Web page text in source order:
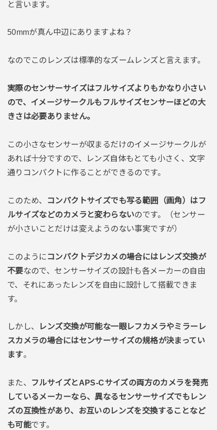
と言います。
50mmが真ん中辺にありますよね？
なのでこのレンズは標準的なズームレンズと言えます。
実際のセンサーサイズはフルサイズよりもかなり小さい
ので、イメージサークルもフルサイズセンサーほどの大
きさは必要ありません。
この小さなセンサーが収まるだけのイメージサークルが
あれば十分ですので、レンズ自体もとても小さく、文字
通りコンパクトに作ることができるのです。
このため、
コンパクトサイズでも写る範囲（画角）はフ
ルサイズなどのカメラと変わらないのです。（センサー
が小さいことだけは変えようのない事実ですが）
このように コンパクトデジカメの場合にはレンズ交換が
不要なので、センサーサイズの設計も各メーカーの自由
で、それにあったレンズを自由に設計して搭載できま
す。
しかし、
レンズ交換が可能な一眼レフカメラやミラーレ
スカメラの場合にはセンサーサイズの規格が決まってい
ます。
また、
フルサイズとAPS-Cサイズの両方のカメラを発売
しているメーカーなら、異なるセンサーサイズでもレン
ズの互換性があり、お互いのレンズを交換することなど
も可能です。